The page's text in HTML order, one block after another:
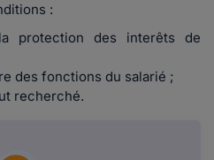
:
protection des interêts de
des fonctions du salarié ;
recherché.